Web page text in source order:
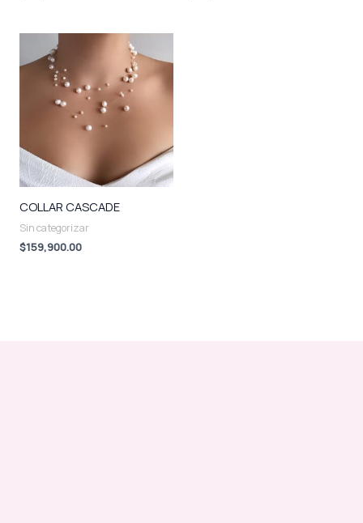
COLLAR CASCADE
Sin categorizar
$159,900.00